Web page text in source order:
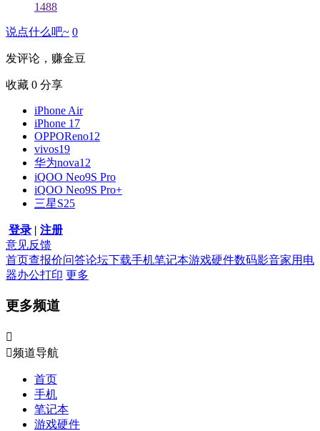
1488
说点什么吧~ 0
发评论，赚金豆
收藏 0 分享
iPhone Air
iPhone 17
OPPOReno12
vivos19
华为nova12
iQOO Neo9S Pro
iQOO Neo9S Pro+
三星S25
登录 | 注册
意见反馈
首页查报价问答论坛下载手机笔记本游戏硬件数码影音家用电
器办公打印 更多
更多频道

频道导航
首页
手机
笔记本
游戏硬件